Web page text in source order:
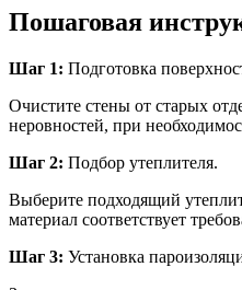
Пошаговая
Шаг 1: Подготовка
Очистите стены от старых
неровностей, при
Шаг 2: Подбор утеплителя.
Выберите подходящий
материал соответствует
Шаг 3: Установка